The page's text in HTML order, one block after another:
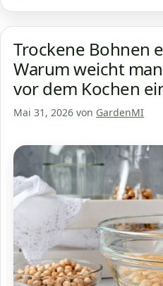
Trockene Bohnen
Warum weicht
vor dem Kochen
Mai 31, 2026 von GardenMI